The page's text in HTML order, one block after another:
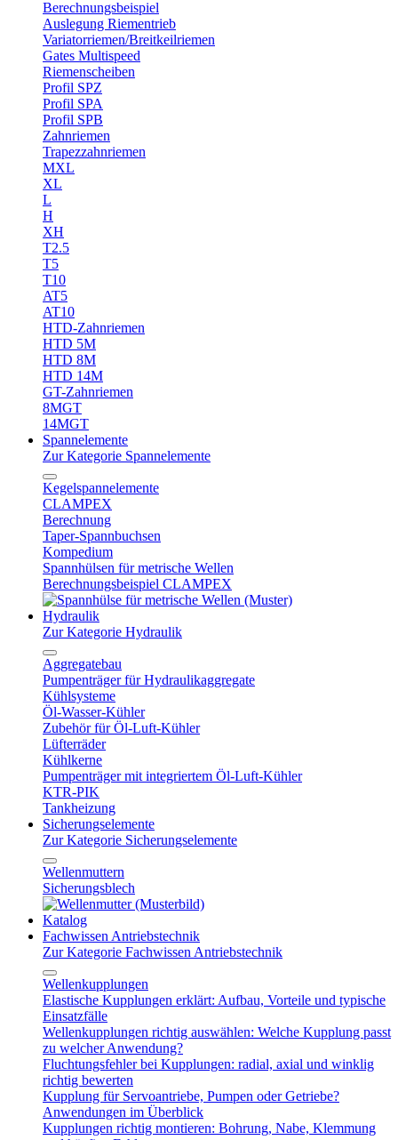
Berechnungsbeispiel
Auslegung Riementrieb
Variatorriemen/Breitkeilriemen
Gates Multispeed
Riemenscheiben
Profil SPZ
Profil SPA
Profil SPB
Zahnriemen
Trapezzahnriemen
MXL
XL
L
H
XH
T2.5
T5
T10
AT5
AT10
HTD-Zahnriemen
HTD 5M
HTD 8M
HTD 14M
GT-Zahnriemen
8MGT
14MGT
Spannelemente
Zur Kategorie Spannelemente
Kegelspannelemente
CLAMPEX
Berechnung
Taper-Spannbuchsen
Kompedium
Spannhülsen für metrische Wellen
Berechnungsbeispiel CLAMPEX
Hydraulik
Zur Kategorie Hydraulik
Aggregatebau
Pumpenträger für Hydraulikaggregate
Kühlsysteme
Öl-Wasser-Kühler
Zubehör für Öl-Luft-Kühler
Lüfterräder
Kühlkerne
Pumpenträger mit integriertem Öl-Luft-Kühler
KTR-PIK
Tankheizung
Sicherungselemente
Zur Kategorie Sicherungselemente
Wellenmuttern
Sicherungsblech
Katalog
Fachwissen Antriebstechnik
Zur Kategorie Fachwissen Antriebstechnik
Wellenkupplungen
Elastische Kupplungen erklärt: Aufbau, Vorteile und typische
Einsatzfälle
Wellenkupplungen richtig auswählen: Welche Kupplung passt
zu welcher Anwendung?
Fluchtungsfehler bei Kupplungen: radial, axial und winklig
richtig bewerten
Kupplung für Servoantriebe, Pumpen oder Getriebe?
Anwendungen im Überblick
Kupplungen richtig montieren: Bohrung, Nabe, Klemmung